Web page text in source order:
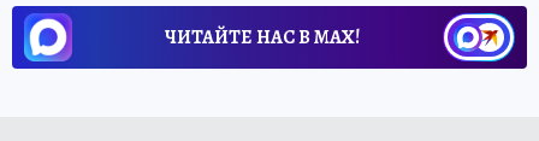
ЧИТАЙТЕ НАС В МАХ!